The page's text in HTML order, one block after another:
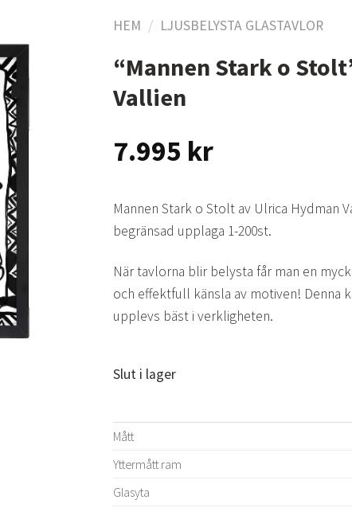
HEM / LJUSBELYSTA GLASTAVLOR
“Mannen Stark o
Vallien
7.995 kr
Mannen Stark o Stolt av Ulrica Hydman
begränsad upplaga 1-200st.
När tavlorna blir belysta får man en
och effektfull känsla av motiven! Denna
upplevs bäst i verkligheten.
Slut i lager
Mått
Yttermått ram
Glasyta